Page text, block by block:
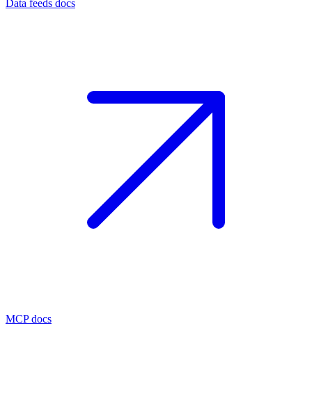
Data feeds docs
MCP docs